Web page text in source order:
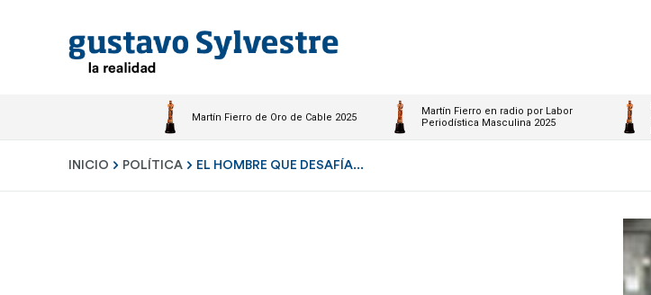
Martín Fierro de Oro de Cable 2025
Martín Fierro en radio por Labor
Periodística Masculina 2025
INICIO POLÍTICA EL HOMBRE QUE DESAFÍA...